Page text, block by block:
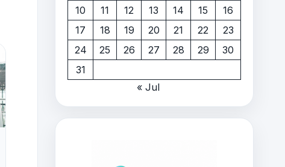
10
11 12 13 14 15
16
17
18 19 20 21 22
23
24
25 26 27 28 29
30
31
« Jul